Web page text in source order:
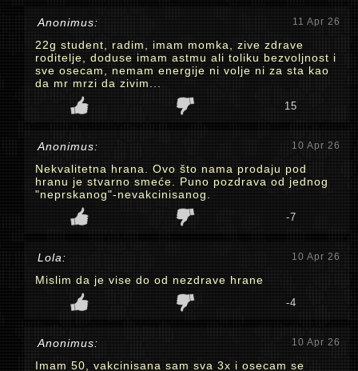
Anonimus: 11 Apr 26
22g student, radim, imam momka, zive zdrave
roditelje, doduse imam astmu ali toliku bezvoljnost i
sve osecam, nemam energije ni volje ni za sta kao
da mr mrzi da zivim...
15
Anonimus: 10 Apr 26
Nekvalitetna hrana. Ovo što nama prodaju pod
hranu je stvarno smeće. Puno pozdrava od jednog
"neprskanog"-nevakcinisanog.
-7
Lola: 10 Apr 26
Mislim da je vise do od nezdrave hrane
-4
Anonimus: 10 Apr 26
Imam 50, vakcinisana sam sva 3x i osecam se